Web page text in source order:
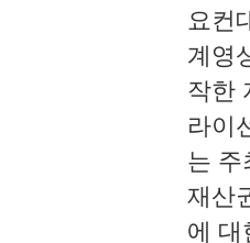
요컨
계영
작한
라이
는 주
재산
에 대